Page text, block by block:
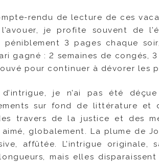
rendu de lecture de ces
je profite souvent de
3 pages chaque
gagné : 2 semaines de congés,
pour continuer à dévorer les
d’intrigue, je n’ai pas été
sur fond de littérature et
travers de la justice et des
globalement. La plume de
affûtée. L’intrigue
mais elles